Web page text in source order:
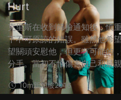
Hurt
克里斯在收到篩檢通知後，慎
下不可原諒的錯誤。雖然他希
望關頭安慰他，但更有可能的
分手。當初不怕傷害自己和最
10m新加坡2016